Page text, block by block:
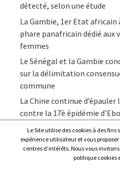
détecté, selon une étude
La Gambie, 1er Etat
phare panafricain dédié aux
femmes
Le Sénégal et la Gambie
sur la délimitation
commune
La Chine continue d’épauler
contre la 17è épidémie
Le Site utilise des cookies à des
expérience utilisateur et vous
centres d’intérêts. Nous vous
politique cookies